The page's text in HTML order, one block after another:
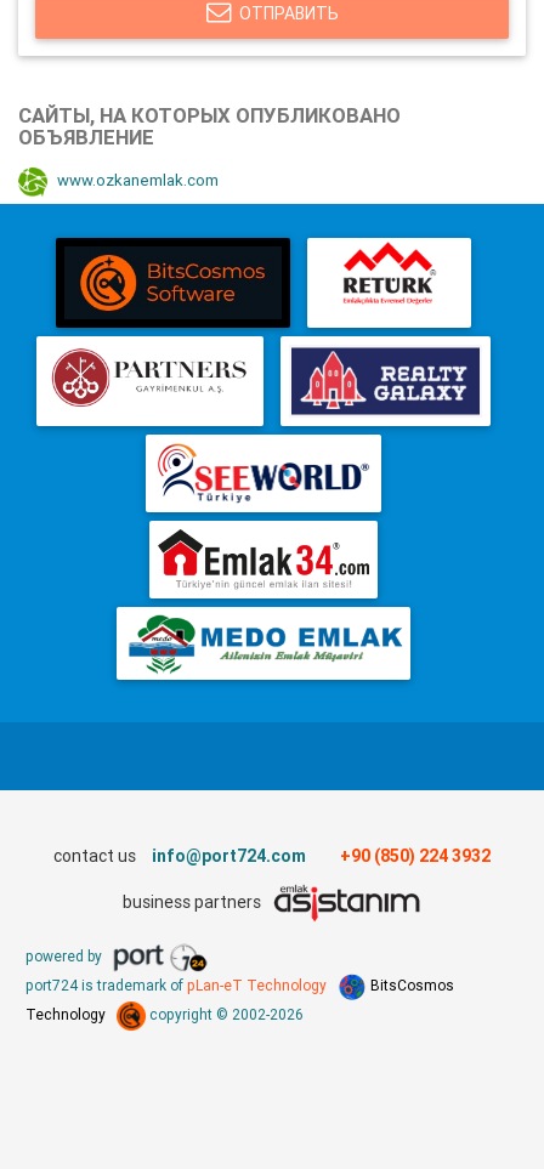
ОТПРАВИТЬ
САЙТЫ, НА КОТОРЫХ ОПУБЛИКОВАНО
ОБЪЯВЛЕНИЕ
www.ozkanemlak.com
contact us info@port724.com +90 (850) 224 3932
business partners
powered by
port724 is trademark of pLan-eT Technology
BitsCosmos
Technology
copyright © 2002-2026